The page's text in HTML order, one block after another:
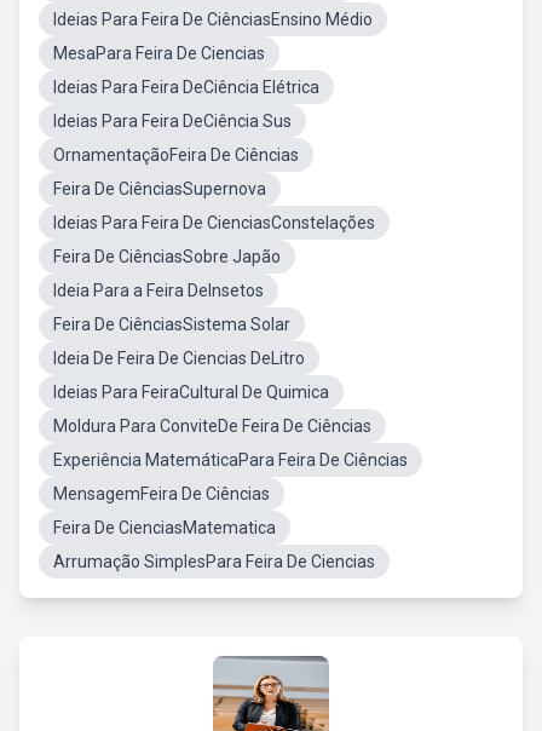
Ideias Para Feira De CiênciasEnsino Médio
MesaPara Feira De Ciencias
Ideias Para Feira DeCiência Elétrica
Ideias Para Feira DeCiência Sus
OrnamentaçãoFeira De Ciências
Feira De CiênciasSupernova
Ideias Para Feira De CienciasConstelações
Feira De CiênciasSobre Japão
Ideia Para a Feira DeInsetos
Feira De CiênciasSistema Solar
Ideia De Feira De Ciencias DeLitro
Ideias Para FeiraCultural De Quimica
Moldura Para ConviteDe Feira De Ciências
Experiência MatemáticaPara Feira De Ciências
MensagemFeira De Ciências
Feira De CienciasMatematica
Arrumação SimplesPara Feira De Ciencias